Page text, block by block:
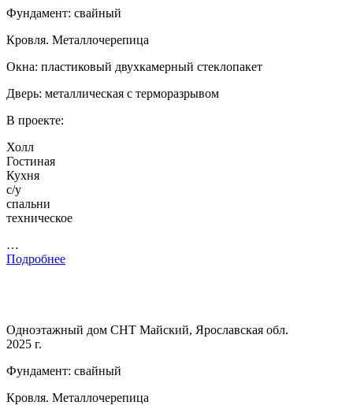
Фундамент: свайный
Кровля. Металлочерепица
Окна: пластиковый двухкамерный стеклопакет
Дверь: металлическая с терморазрывом
В проекте:
Холл
Гостиная
Кухня
с/у
спальни
техническое
…
Подробнее
Одноэтажный дом СНТ Майский, Ярославская обл.
2025 г.
Фундамент: свайный
Кровля. Металлочерепица